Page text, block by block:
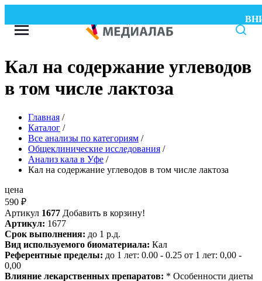
Кал на содержание углеводов
в том числе лактоза
Главная /
Каталог /
Все анализы по категориям /
Общеклинические исследования /
Анализ кала в Уфе /
Кал на содержание углеводов в том числе лактоза
цена
590 ₽
Артикул 1677 Добавить в корзину!
Артикул: 1677
Срок выполнения: до 1 р.д.
Вид используемого биоматериала: Кал
Референтные пределы: до 1 лет: 0.00 - 0.25 от 1 лет: 0,00 -
0,00
Влияние лекарственных препаратов: * Особенности диеты